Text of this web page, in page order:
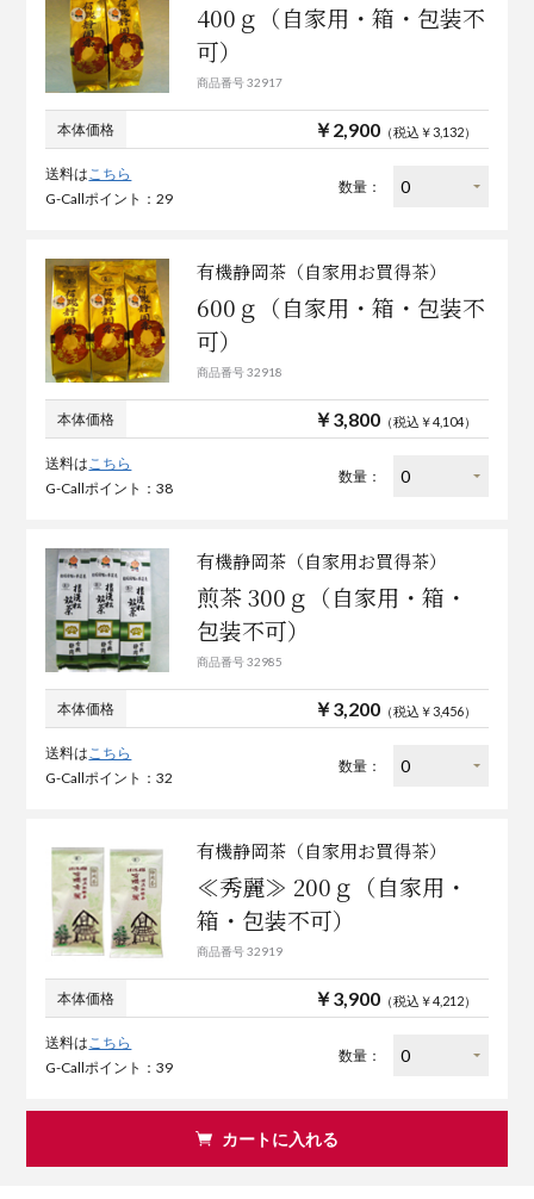
400ｇ（自家用・箱・包装不
可）
商品番号 32917
本体価格 ￥2,900（税込￥3,132）
送料はこちら
G-Callポイント：29
数量：
有機静岡茶（自家用お買得茶）
600ｇ（自家用・箱・包装不
可）
商品番号 32918
本体価格 ￥3,800（税込￥4,104）
送料はこちら
G-Callポイント：38
数量：
有機静岡茶（自家用お買得茶）
煎茶 300ｇ（自家用・箱・
包装不可）
商品番号 32985
本体価格 ￥3,200（税込￥3,456）
送料はこちら
G-Callポイント：32
数量：
有機静岡茶（自家用お買得茶）
≪秀麗≫ 200ｇ（自家用・
箱・包装不可）
商品番号 32919
本体価格 ￥3,900（税込￥4,212）
送料はこちら
G-Callポイント：39
数量：
カートに入れる